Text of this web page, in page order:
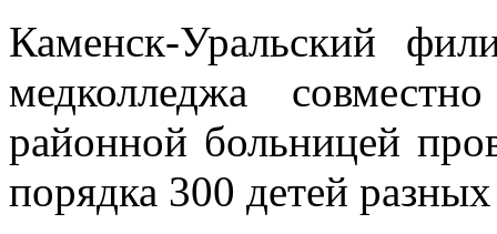
Каменск-Уральский
медколледжа
районной больницей
порядка 300 детей разных